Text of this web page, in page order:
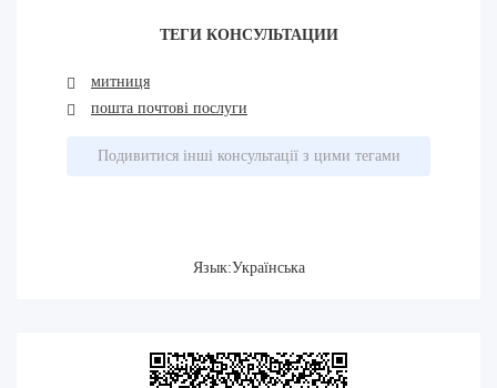
ТЕГИ КОНСУЛЬТАЦИИ
митниця
пошта почтові послуги
Подивитися інші консультації з цими тегами
Язык:Українська